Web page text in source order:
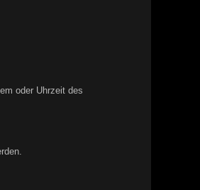
oder Uhrzeit des